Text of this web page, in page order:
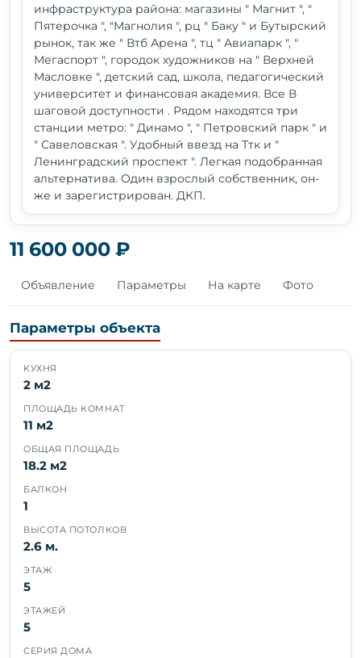
инфраструктура района: магазины " Магнит ", "
Пятерочка ", "Магнолия ", рц " Баку " и Бутырский
рынок, так же " Втб Арена ", тц " Авиапарк ", "
Мегаспорт ", городок художников на " Верхней
Масловке ", детский сад, школа, педагогический
университет и финансовая академия. Все В
шаговой доступности . Рядом находятся три
станции метро: " Динамо ", " Петровский парк " и
" Савеловская ". Удобный ввезд на Ттк и "
Ленинградский проспект ". Легкая подобранная
альтернатива. Один взрослый собственник, он-
же и зарегистрирован. ДКП.
11 600 000 ₽
Объявление Параметры На карте Фото
Параметры объекта
KУХНЯ
2 м2
ПЛОЩАДЬ КОМНАТ
11 м2
ОБЩАЯ ПЛОЩАДЬ
18.2 м2
БАЛКОН
1
ВЫСОТА ПОТОЛКОВ
2.6 м.
ЭТАЖ
5
ЭТАЖЕЙ
5
СЕРИЯ ДОМА